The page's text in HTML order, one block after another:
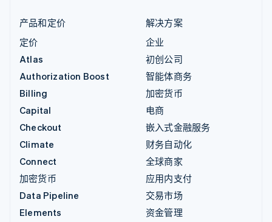
产品和定价
定价
Atlas
Authorization Boost
Billing
Capital
Checkout
Climate
Connect
加密货币
Data Pipeline
Elements
解决方案
企业
初创公司
智能体商务
加密货币
电商
嵌入式金融服务
财务自动化
全球商家
应用内支付
交易市场
资金管理